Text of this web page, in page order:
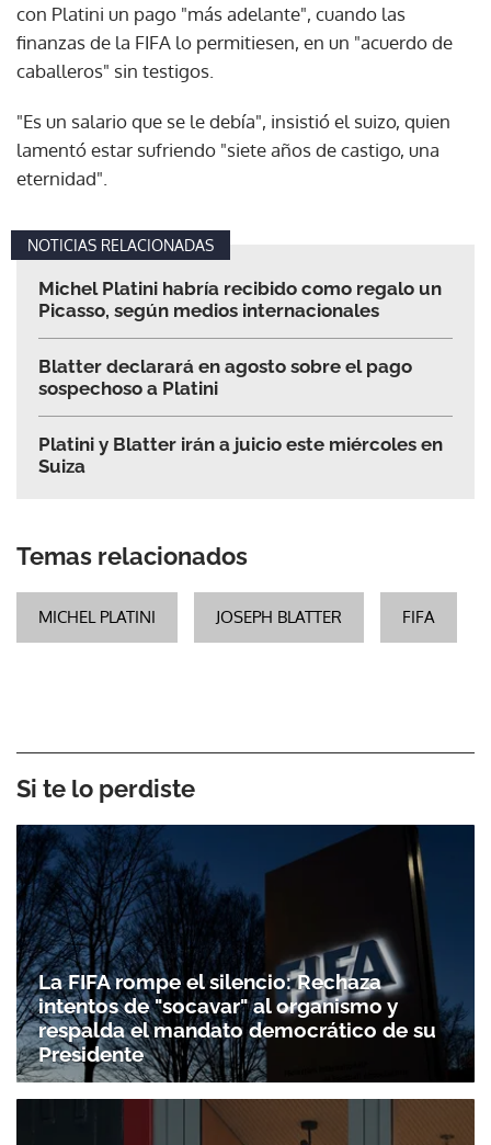
con Platini un pago "más adelante", cuando las
finanzas de la FIFA lo permitiesen, en un "acuerdo de
caballeros" sin testigos.
"Es un salario que se le debía", insistió el suizo, quien
lamentó estar sufriendo "siete años de castigo, una
eternidad".
NOTICIAS RELACIONADAS
Michel Platini habría recibido como regalo un
Picasso, según medios internacionales
Blatter declarará en agosto sobre el pago
sospechoso a Platini
Platini y Blatter irán a juicio este miércoles en
Suiza
Temas relacionados
MICHEL PLATINI JOSEPH BLATTER FIFA
Si te lo perdiste
La FIFA rompe el silencio: Rechaza
intentos de "socavar" al organismo y
respalda el mandato democrático de su
Presidente